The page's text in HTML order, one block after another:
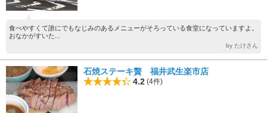
食べやすくて誰にでもなじみのあるメニューがそろっている食堂になっていますよ。
おなかがすいた...
by たけさん
石焼ステーキ贅 福井武生楽市店
4.2 (4件)